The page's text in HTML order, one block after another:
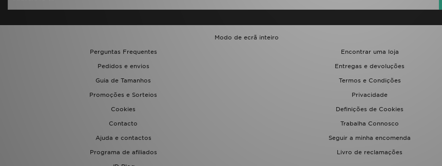
Modo de ecrã inteiro
Perguntas Frequentes
Encontrar uma loja
Pedidos e envios
Entregas e devoluções
Guia de Tamanhos
Termos e Condições
Promoções e Sorteios
Privacidade
Cookies
Definições de Cookies
Contacto
Trabalha Connosco
Ajuda e contactos
Seguir a minha encomenda
Programa de afiliados
Livro de reclamações